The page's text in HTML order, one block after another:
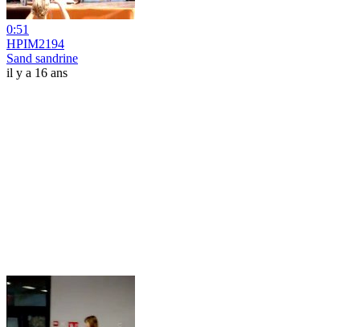
0:51
HPIM2194
Sand sandrine
il y a 16 ans